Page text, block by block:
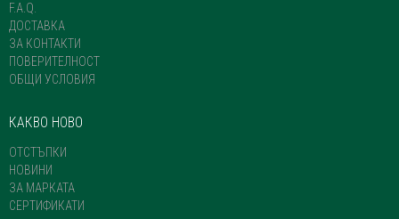
F.A.Q.
ДОСТАВКА
ЗА КОНТАКТИ
ПОВЕРИТЕЛНОСТ
ОБЩИ УСЛОВИЯ
КАКВО НОВО
ОТСТЪПКИ
НОВИНИ
ЗА МАРКАТА
СЕРТИФИКАТИ